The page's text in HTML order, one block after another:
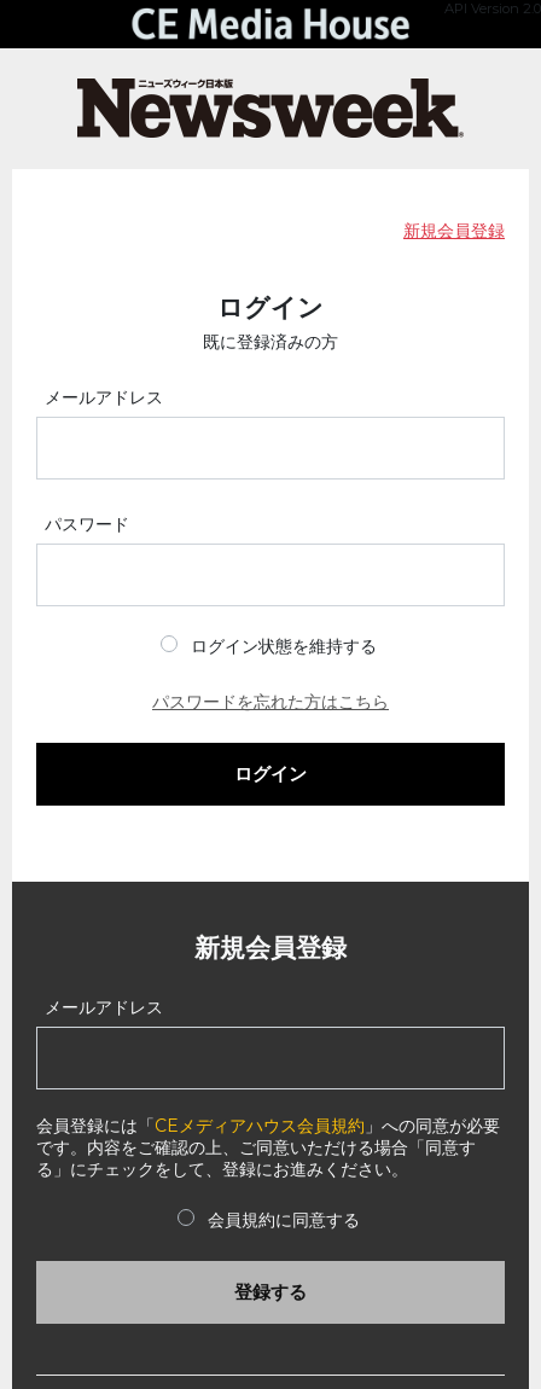
API Version 2.0
新規会員登録
ログイン
既に登録済みの方
メールアドレス
パスワード
ログイン状態を維持する
パスワードを忘れた方はこちら
ログイン
新規会員登録
メールアドレス
会員登録には「CEメディアハウス会員規約 」への同意が必要
です。内容をご確認の上、ご同意いただける場合「同意す
る」にチェックをして、登録にお進みください。
会員規約に同意する
登録する